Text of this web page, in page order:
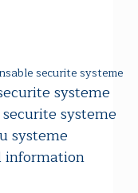
securite systeme
systeme
systeme
systeme
information